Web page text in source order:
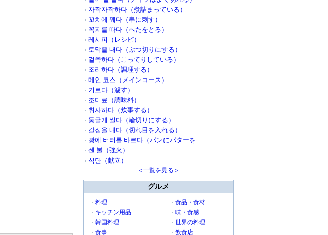
자작자작하다（煮詰まっている）
꼬치에 꿰다（串に刺す）
꼭지를 따다（へたをとる）
레시피（レシピ）
토막을 내다（ぶつ切りにする）
걸쭉하다（こってりしている）
조리하다（調理する）
메인 코스（メインコース）
거르다（濾す）
조미료（調味料）
취사하다（炊事する）
둥굴게 썰다（輪切りにする）
칼집을 내다（切れ目を入れる）
빵에 버터를 바르다（パンにパターを..
센 불（強火）
식단（献立）
＜一覧を見る＞
グルメ
料理
食品・食材
キッチン用品
味・食感
韓国料理
世界の料理
食事
飲食店